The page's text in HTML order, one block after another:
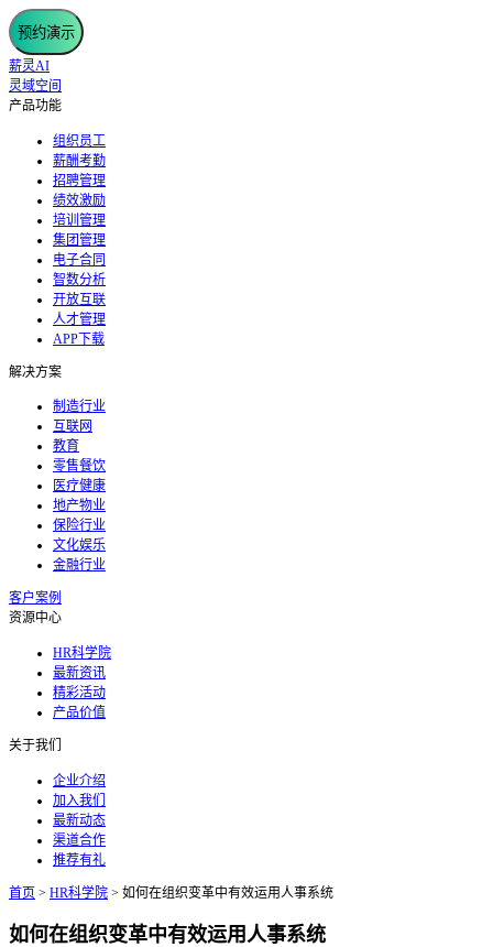
预约演示
薪灵AI
灵域空间
产品功能
组织员工
薪酬考勤
招聘管理
绩效激励
培训管理
集团管理
电子合同
智数分析
开放互联
人才管理
APP下载
解决方案
制造行业
互联网
教育
零售餐饮
医疗健康
地产物业
保险行业
文化娱乐
金融行业
客户案例
资源中心
HR科学院
最新资讯
精彩活动
产品价值
关于我们
企业介绍
加入我们
最新动态
渠道合作
推荐有礼
首页 > HR科学院 > 如何在组织变革中有效运用人事系统
如何在组织变革中有效运用人事系统